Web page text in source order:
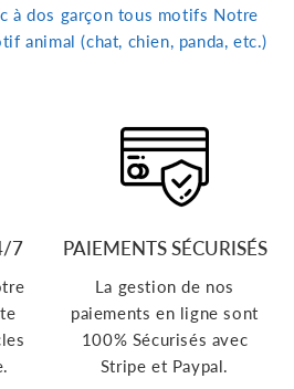
à dos garçon tous motifs Notre
animal (chat, chien, panda, etc.)
7 PAIEMENTS SÉCURISÉS
La gestion de nos
paiements en ligne sont
100% Sécurisés avec
Stripe et Paypal.